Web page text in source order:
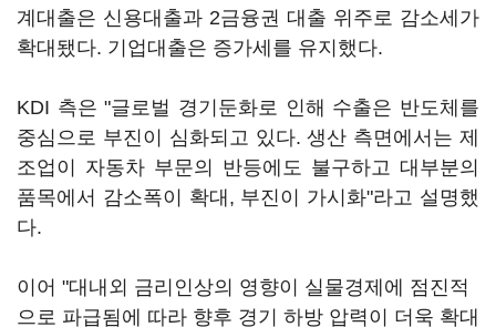
계대출은 신용대출과 2금융권 대출 위주로 감소세가
확대됐다. 기업대출은 증가세를 유지했다.
KDI 측은 "글로벌 경기둔화로 인해 수출은 반도체를
중심으로 부진이 심화되고 있다. 생산 측면에서는 제
조업이 자동차 부문의 반등에도 불구하고 대부분의
품목에서 감소폭이 확대, 부진이 가시화"라고 설명했
다.
이어 "대내외 금리인상의 영향이 실물경제에 점진적
으로 파급됨에 따라 향후 경기 하방 압력이 더욱 확대